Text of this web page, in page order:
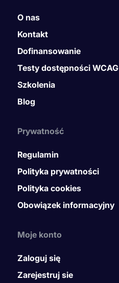
O nas
Kontakt
Dofinansowanie
Testy dostępności WCAG
Szkolenia
Blog
Prywatność
Regulamin
Polityka prywatności
Polityka cookies
Obowiązek informacyjny
Moje konto
Zaloguj się
Zarejestruj sie